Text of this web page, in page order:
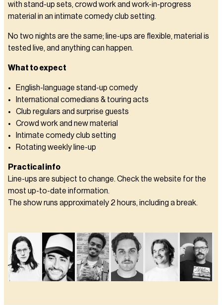
with stand-up sets, crowd work and work-in-progress
material in an intimate comedy club setting.
No two nights are the same; line-ups are flexible, material is
tested live, and anything can happen.
What to expect
English-language stand-up comedy
International comedians & touring acts
Club regulars and surprise guests
Crowd work and new material
Intimate comedy club setting
Rotating weekly line-up
Practical info
Line-ups are subject to change. Check the website for the
most up-to-date information.
The show runs approximately 2 hours, including a break.